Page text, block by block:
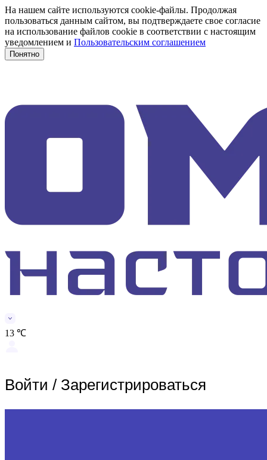
На нашем сайте используются cookie-файлы. Продолжая
пользоваться данным сайтом, вы подтверждаете свое согласие
на использование файлов cookie в соответствии с настоящим
уведомлением и Пользовательским соглашением
Понятно
13 ℃
Войти / Зарегистрироваться